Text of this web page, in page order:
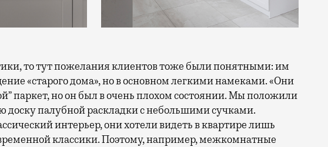
то тут пожелания клиентов тоже были понятными: им
«старого дома», но в основном легкими намеками. «Они
паркет, но он был в очень плохом состоянии. Мы положили
доску палубной раскладки с небольшими сучками.
интерьер, они хотели видеть в квартире лишь
классики. Поэтому, например, межкомнатные